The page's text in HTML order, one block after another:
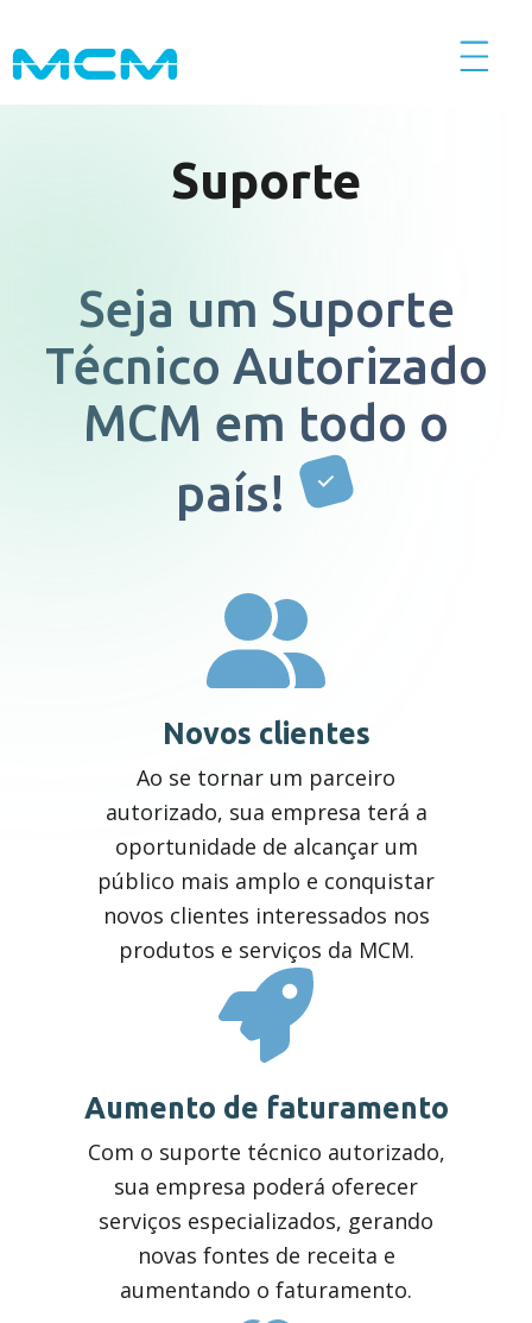
Serviços
Calculadoras
Autonomia no-break
Seletor de equipamento
Suporte
Dúvidas frequentes
Assistência Técnica
Contatos
Converse com o técnico
Suporte
Seja um Suporte
Técnico Autorizado
MCM em todo o
país!
Novos clientes
Ao se tornar um parceiro
autorizado, sua empresa terá a
oportunidade de alcançar um
público mais amplo e conquistar
novos clientes interessados nos
produtos e serviços da MCM.
Aumento de faturamento
Com o suporte técnico autorizado,
sua empresa poderá oferecer
serviços especializados, gerando
novas fontes de receita e
aumentando o faturamento.